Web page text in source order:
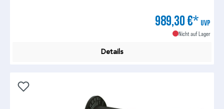
989,30 €* UVP
Nicht auf Lager
Details